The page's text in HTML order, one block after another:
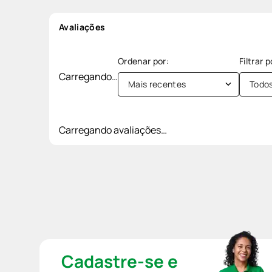
Avaliações
Carregando…
Mais recentes
Carregando avaliações…
Cadastre-se e